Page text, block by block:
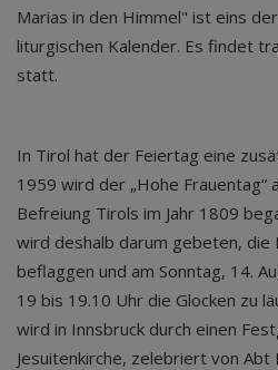
Marias in den Himmel" ist eins
liturgischen Kalender. Es findet
statt.
In Tirol hat der Feiertag eine
1959 wird der „Hohe Frauentag“
Befreiung Tirols im Jahr 1809
wird deshalb darum gebeten, die
beflaggen und am Sonntag, 14.
19 bis 19.10 Uhr die Glocken zu
wird in Innsbruck durch einen
Jesuitenkirche, zelebriert von Abt